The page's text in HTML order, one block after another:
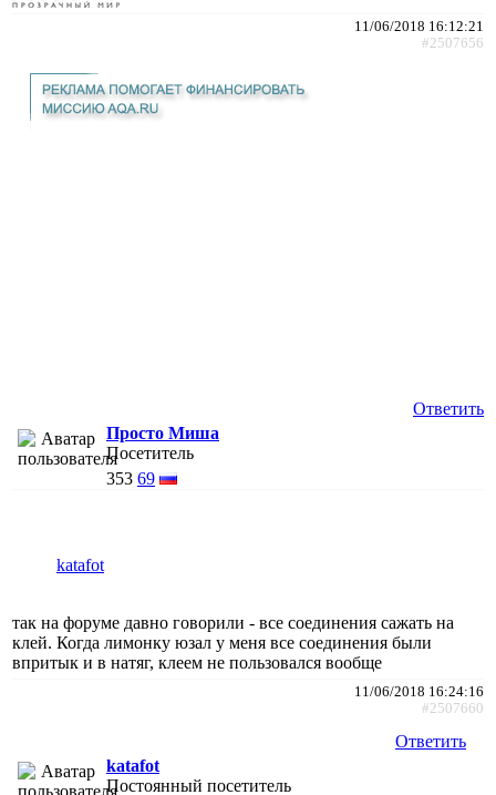
11/06/2018 16:12:21
#2507656
Ответить
Просто Миша
Посетитель
353 69
katafot
так на форуме давно говорили - все соединения сажать на
клей. Когда лимонку юзал у меня все соединения были
впритык и в натяг, клеем не пользовался вообще
11/06/2018 16:24:16
#2507660
Ответить
katafot
Постоянный посетитель